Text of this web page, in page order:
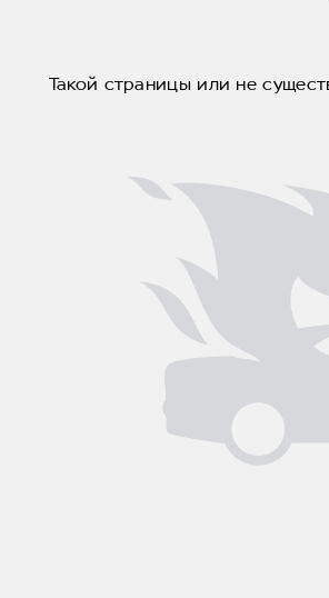
Такой страницы или не